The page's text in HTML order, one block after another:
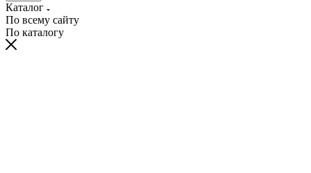
Каталог
По всему сайту
По каталогу